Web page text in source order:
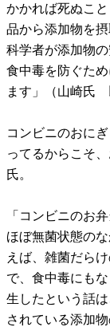
かかれば死ぬこ
品から添加物を
科学者が添加物
食中毒を防ぐた
ます」（山崎氏
コンビニのおに
ってるからこそ
氏。
「コンビニのお
ほぼ無菌状態の
えば、雑菌だら
で、食中毒にも
生したという話
されている添加